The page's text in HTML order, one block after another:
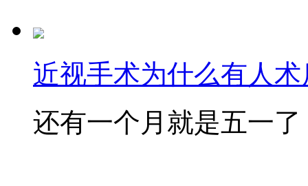
近视手术为什么有人
还有一个月就是五一